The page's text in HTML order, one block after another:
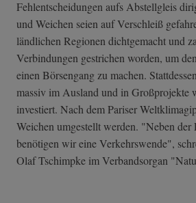
Fehlentscheidungen aufs Abstellgleis
und Weichen seien auf Verschleiß
ländlichen Regionen dichtgemacht und
Verbindungen gestrichen worden, um
einen Börsengang zu machen.
massiv im Ausland und in Großprojekte
investiert. Nach dem Pariser
Weichen umgestellt werden. "Neben der
benötigen wir eine Verkehrswende",
Olaf Tschimpke im Verbandsorgan